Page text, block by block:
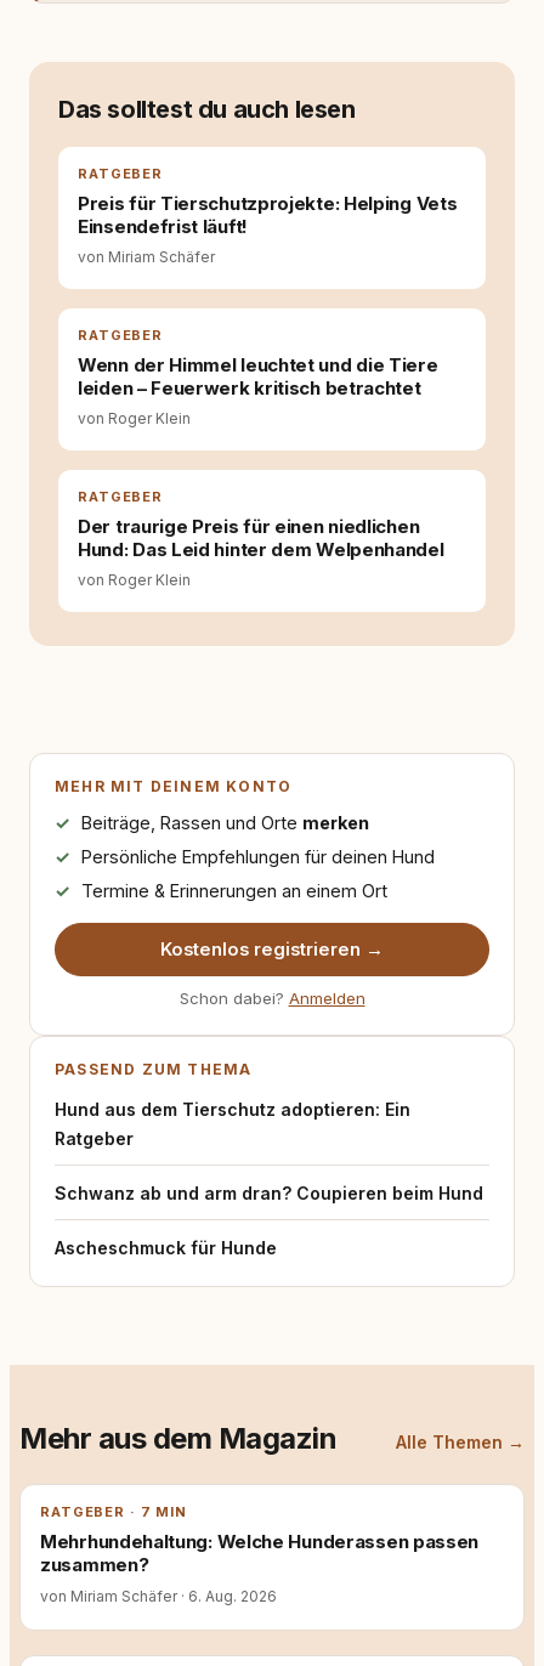
Fachwissen. Der Wendepunkt kam mit meinem
moderner Hundeerziehung
entsteht echte Bindung dort, wo Verständnis
Wissen ersetzt – nicht umgekehrt. Aus dieser
Entwicklung entstand rundum.dog – ein
Wissens- und Serviceportal für
und der Schweiz. Meine Überzeugung:
Tierschutz beginnt mit Wissen. Wer seinen
Hund versteht, trifft bessere Entscheidungen –
für ein Zusammenleben, das beiden guttut.
Das solltest du auch lesen
RATGEBER
Preis für Tierschutzprojekte: Helping Vets
Einsendefrist läuft!
von Miriam Schäfer
RATGEBER
Wenn der Himmel leuchtet und die Tiere
leiden – Feuerwerk kritisch betrachtet
von Roger Klein
RATGEBER
Der traurige Preis für einen niedlichen
Hund: Das Leid hinter dem Welpenhandel
von Roger Klein
MEHR MIT DEINEM KONTO
Beiträge, Rassen und Orte merken
Persönliche Empfehlungen für deinen Hund
Termine & Erinnerungen an einem Ort
Kostenlos registrieren →
Schon dabei? Anmelden
PASSEND ZUM THEMA
Hund aus dem Tierschutz adoptieren: Ein
Ratgeber
Schwanz ab und arm dran? Coupieren beim Hund
Ascheschmuck für Hunde
Mehr aus dem Magazin Alle Themen →
RATGEBER · 7 MIN
Mehrhundehaltung: Welche Hunderassen passen
zusammen?
von Miriam Schäfer · 6. Aug. 2026